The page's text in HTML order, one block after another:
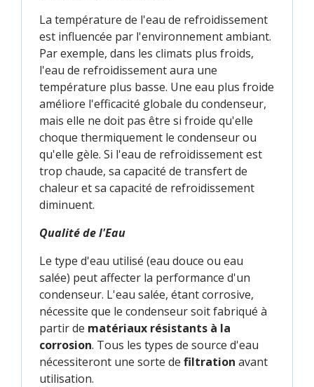
La température de l'eau de refroidissement
est influencée par l'environnement ambiant.
Par exemple, dans les climats plus froids,
l'eau de refroidissement aura une
température plus basse. Une eau plus froide
améliore l'efficacité globale du condenseur,
mais elle ne doit pas être si froide qu'elle
choque thermiquement le condenseur ou
qu'elle gèle. Si l'eau de refroidissement est
trop chaude, sa capacité de transfert de
chaleur et sa capacité de refroidissement
diminuent.
Qualité de l'Eau
Le type d'eau utilisé (eau douce ou eau
salée) peut affecter la performance d'un
condenseur. L'eau salée, étant corrosive,
nécessite que le condenseur soit fabriqué à
partir de matériaux résistants à la
corrosion. Tous les types de source d'eau
nécessiteront une sorte de filtration avant
utilisation.